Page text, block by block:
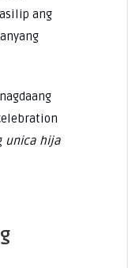
ang
unica hija